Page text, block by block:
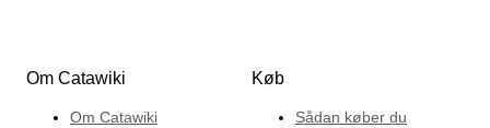
Om Catawiki
Om Catawiki
Køb
Sådan køber du